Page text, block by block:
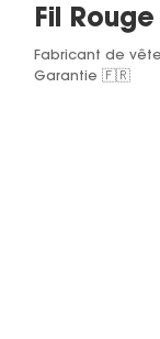
Fil Rouge
Fabricant de
Garantie 🇫🇷